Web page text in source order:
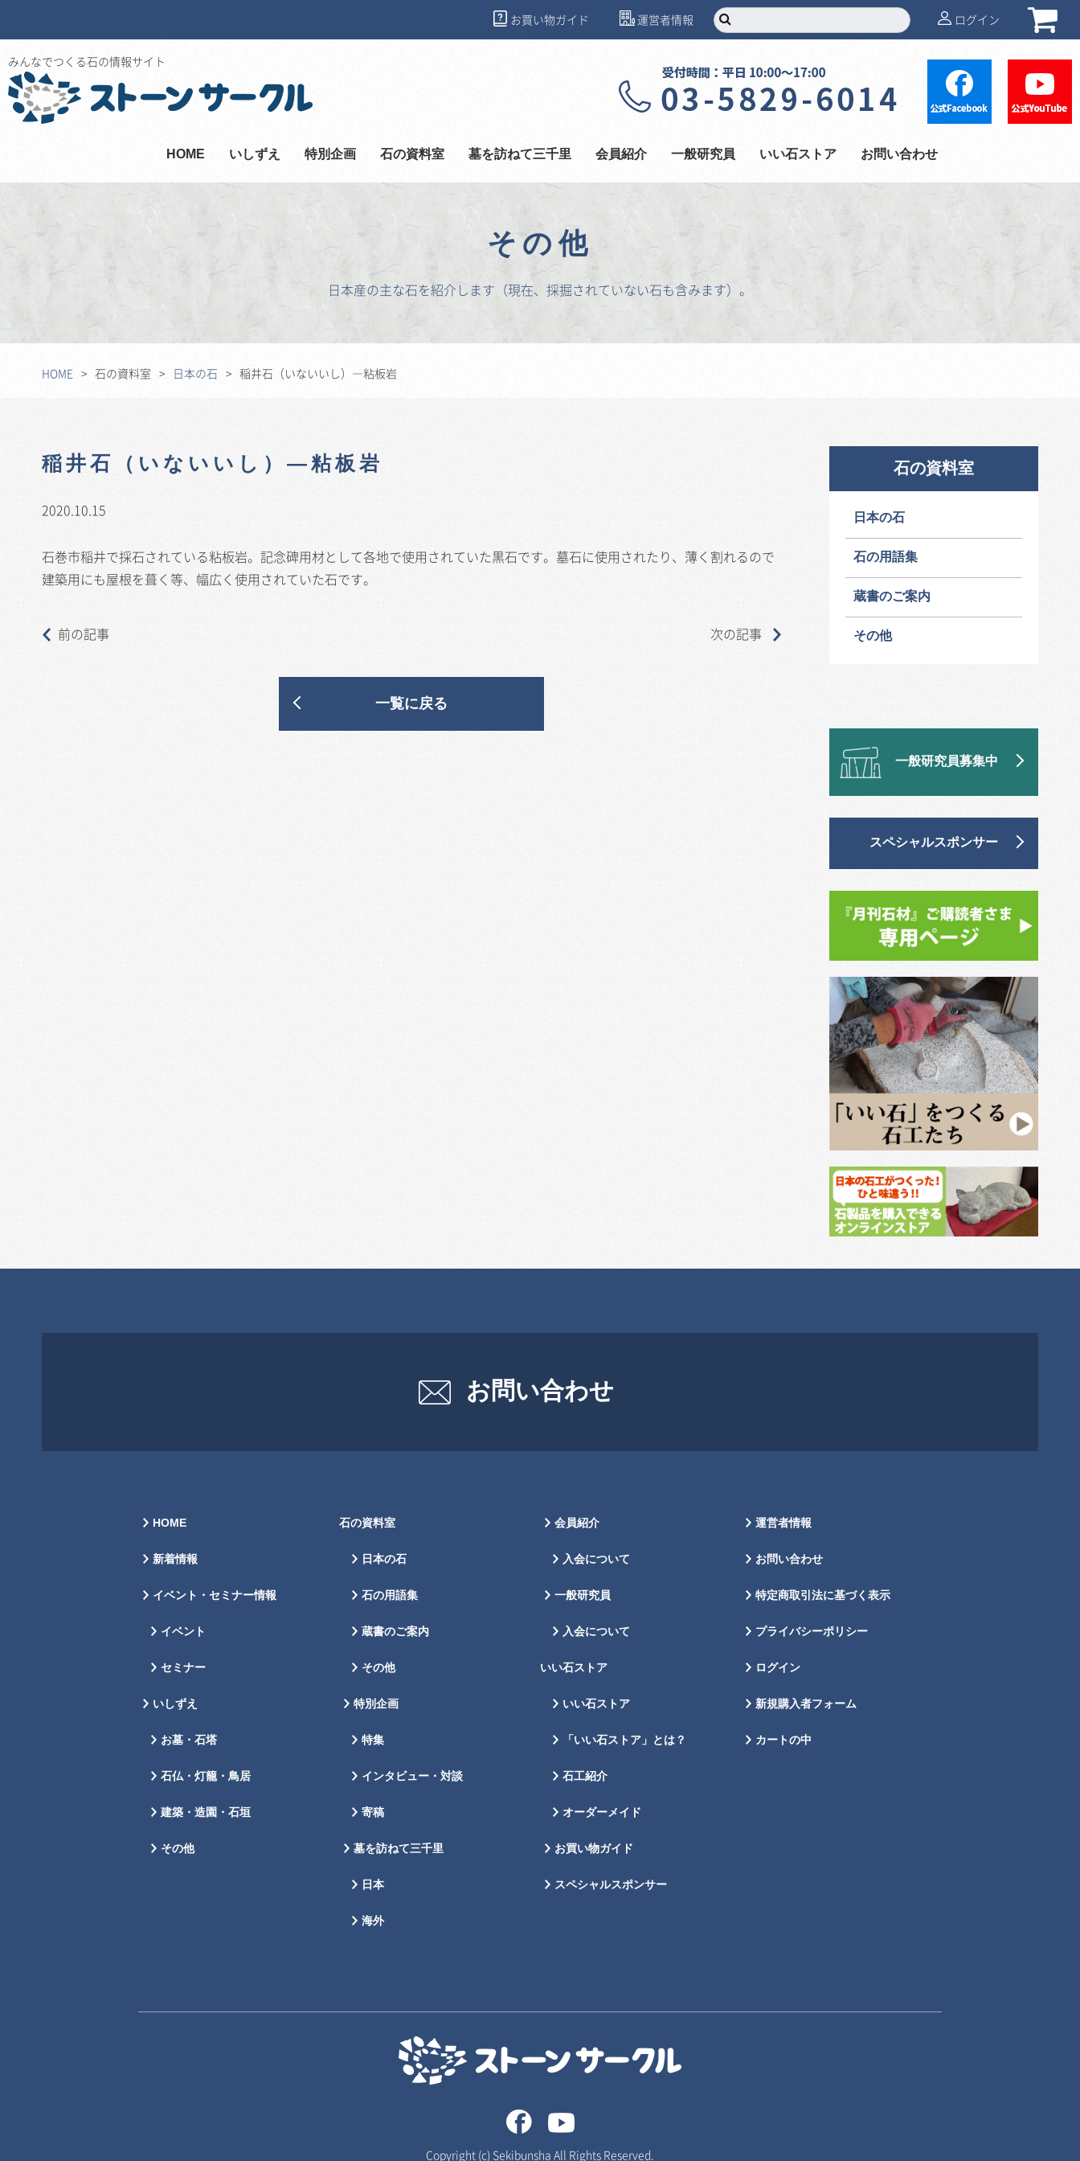
お買い物ガイド 運営者情報 ログイン
みんなでつくる石の情報サイト
HOME いしずえ 特別企画 石の資料室 墓を訪ねて三千里 会員紹介 一般研究員 いい石ストア お問い合わせ
その他
日本産の主な石を紹介します（現在、採掘されていない石も含みます）。
HOME 石の資料室 日本の石 稲井石（いないいし）―粘板岩
稲井石（いないいし）―粘板岩
2020.10.15
石巻市稲井で採石されている粘板岩。記念碑用材として各地で使用されていた黒石です。墓石に使用されたり、薄く割れるので
建築用にも屋根を葺く等、幅広く使用されていた石です。
前の記事 次の記事
一覧に戻る
石の資料室
日本の石
石の用語集
蔵書のご案内
その他
一般研究員募集中
スペシャルスポンサー
お問い合わせ
HOME
新着情報
イベント・セミナー情報
イベント
セミナー
いしずえ
お墓・石塔
石仏・灯籠・鳥居
建築・造園・石垣
その他
石の資料室
日本の石
石の用語集
蔵書のご案内
その他
特別企画
特集
インタビュー・対談
寄稿
墓を訪ねて三千里
日本
海外
会員紹介
入会について
一般研究員
入会について
いい石ストア
いい石ストア
「いい石ストア」とは？
石工紹介
オーダーメイド
お買い物ガイド
スペシャルスポンサー
運営者情報
お問い合わせ
特定商取引法に基づく表示
プライバシーポリシー
ログイン
新規購入者フォーム
カートの中
Copyright (c) Sekibunsha All Rights Reserved.